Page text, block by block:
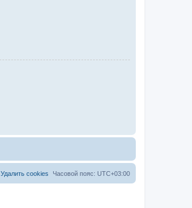
Часовой пояс: UTC+03:00
Удалить cookies